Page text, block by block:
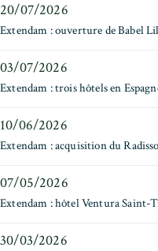
20/07/2026
Extendam : ouverture de Babel
03/07/2026
Extendam : trois hôtels en
10/06/2026
Extendam : acquisition du
07/05/2026
Extendam : hôtel Ventura Saint-
30/03/2026